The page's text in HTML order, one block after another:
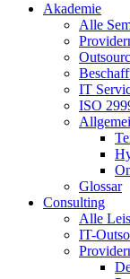
Akademie
Alle
IT
ISO
Glossar
Consulting
Alle
IT-